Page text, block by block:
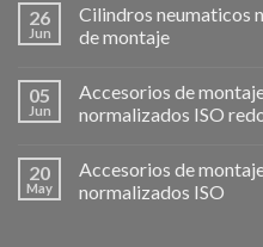
26
Jun
Cilindros neumaticos
de montaje
05
Jun
Accesorios de
normalizados ISO
20
May
Accesorios de
normalizados ISO